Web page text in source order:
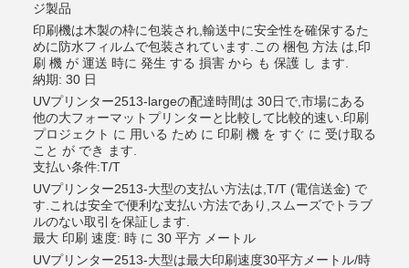
ジ製品
印刷機は木製の枠に包装され,輸送中に安全性を確保するた
めに防水フィルムで包装されています.この 梱包 方法 は,印
刷 機 が 運送 時に 発生 する 損害 から も 保護 し ます.
納期: 30 日
UVプリンター2513-largeの配達時間は 30日で,市場にある
他の大フォーマットプリンターと比較して比較的速い.印刷
プロジェクト に 用いる ため に 印刷 機 を すぐ に 受け取る
こと が でき ます.
支払い条件:T/T
UVプリンター2513-大型の支払い方法は,T/T (電信送金) で
す.これは安全で便利な支払い方法であり,スムーズでトラブ
ルのない取引を保証します.
最大 印刷 速度: 時 に 30 平方 メートル
UVプリンター2513-大型は最大印刷速度30平方メートル/時